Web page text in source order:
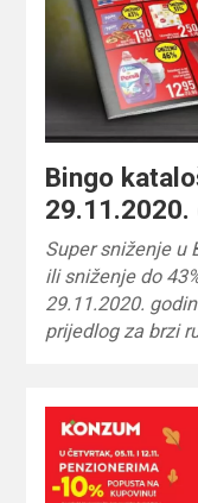
Bingo
29.11.2020.
Super sniženje u
ili sniženje do
29.11.2020.
prijedlog za brzi